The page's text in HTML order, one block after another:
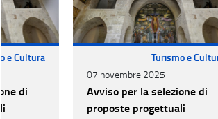
e Cultura
di
Turismo e
07 novembre 2025
Avviso per la selezione di
proposte progettuali